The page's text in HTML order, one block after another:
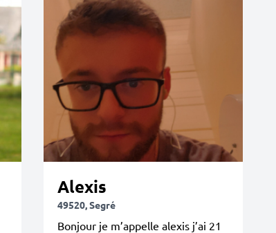
Alexis
49520, Segré
Bonjour je m’appelle alexis j’ai 21